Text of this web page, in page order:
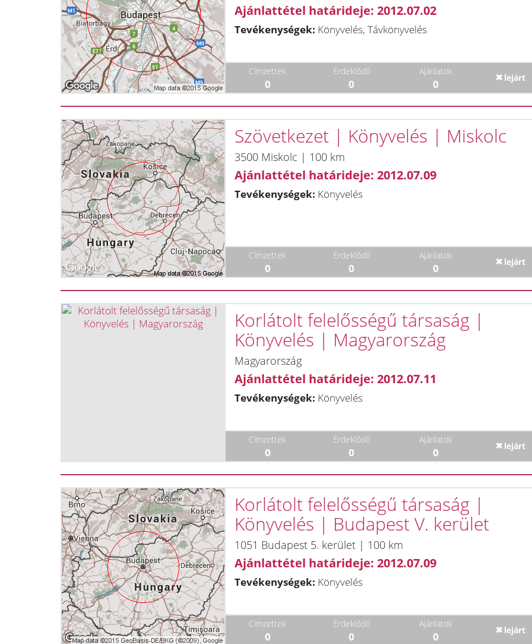
Ajánlattétel határideje: 2012.07.02
Tevékenységek: Könyvelés, Távkönyvelés
Címzettek
0
Érdeklődő
0
Ajánlatok
0 lejárt
Szövetkezet | Könyvelés | Miskolc
3500 Miskolc | 100 km
Ajánlattétel határideje: 2012.07.09
Tevékenységek: Könyvelés
Címzettek
0
Érdeklődő
0
Ajánlatok
0 lejárt
Korlátolt felelősségű társaság |
Könyvelés | Magyarország
Magyarország
Ajánlattétel határideje: 2012.07.11
Tevékenységek: Könyvelés
Címzettek
0
Érdeklődő
0
Ajánlatok
0 lejárt
Korlátolt felelősségű társaság |
Könyvelés | Budapest V. kerület
1051 Budapest 5. kerület | 100 km
Ajánlattétel határideje: 2012.07.09
Tevékenységek: Könyvelés
Címzettek
0
Érdeklődő
0
Ajánlatok
0 lejárt